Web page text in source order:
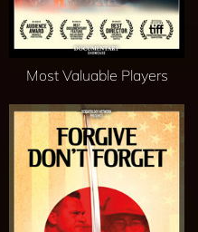
Most Valuable Players